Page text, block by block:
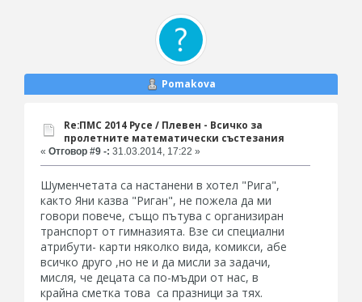
Pomakova
Re:ПМС 2014 Русе / Плевен - Всичко за
пролетните математически състезания
« Отговор #9 -: 31.03.2014, 17:22 »
Шуменчетата са настанени в хотел "Рига",
както Яни казва "Риган", не пожела да ми
говори повече, също пътува с организиран
транспорт от гимназията. Взе си специални
атрибути- карти няколко вида, комикси, абе
всичко друго ,но не и да мисли за задачи,
мисля, че децата са по-мъдри от нас, в
крайна сметка това са празници за тях.